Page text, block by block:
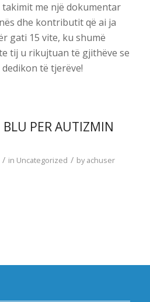
me një dokumentar
dhe kontributit që ai ja
gati 15 vite, ku shumë
tij u rikujtuan të gjithëve se
të tjerëve!
BLU PER AUTIZMIN
/ in Uncategorized / byachuser